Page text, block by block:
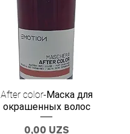
After color-Маска для
окрашенных волос
Цена
0,00 UZS